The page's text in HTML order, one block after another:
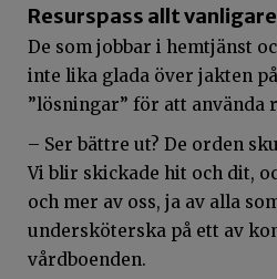
Resurspass allt vanligare
De som jobbar i hemtjänst
inte lika glada över jakten
”lösningar” för att använda
– Ser bättre ut? De orden
Vi blir skickade hit och dit,
och mer av oss, ja av alla
undersköterska på ett av
vårdboenden.